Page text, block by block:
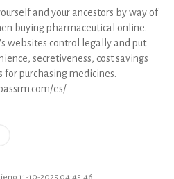
and your ancestors by way of
buying pharmaceutical online.
websites control legally and put
secretiveness, cost savings
for purchasing medicines.
es/
11-10-2025 04:45:46